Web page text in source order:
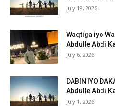
July 18, 2026
Waqtiga iyo
Abdulle Abdi
July 6, 2026
DABIN IYO
Abdulle Abdi
July 1, 2026